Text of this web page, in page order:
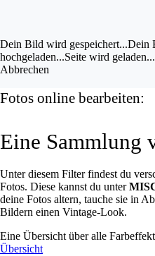
Dein Bild wird gespeichert...Dein
hochgeladen...Seite wird geladen...
Abbrechen
Fotos online bearbeiten:
Eine Sammlung
Unter diesem Filter findest du
Fotos. Diese kannst du unter
deine Fotos altern, tauche sie in
Bildern einen Vintage-Look.
Eine Übersicht über alle
Übersicht